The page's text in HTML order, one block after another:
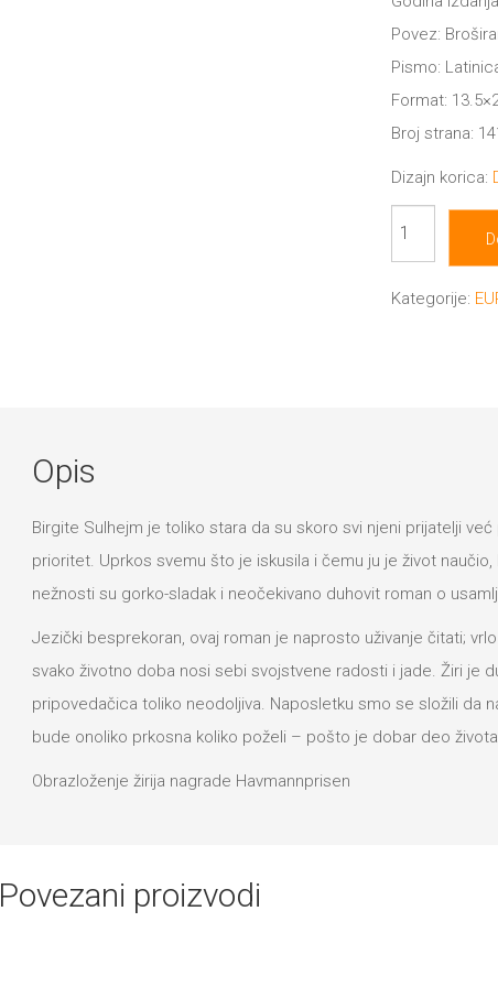
Povez:
Pismo:
Format:
Broj strana:
Dizajn korica:
Kategorije:
Opis
Birgite Sulhejm je toliko stara da su skoro svi njeni prijatelji
prioritet. Uprkos svemu što je iskusila i čemu ju je život
nežnosti su gorko-sladak i neočekivano duhovit roman o
Jezički besprekoran, ovaj roman je naprosto uživanje čitati;
svako životno doba nosi sebi svojstvene radosti i jade. Žiri je
pripovedačica toliko neodoljiva. Naposletku smo se složili da
bude onoliko prkosna koliko poželi – pošto je dobar deo
Obrazloženje žirija nagrade Havmannprisen
Povezani proizvodi